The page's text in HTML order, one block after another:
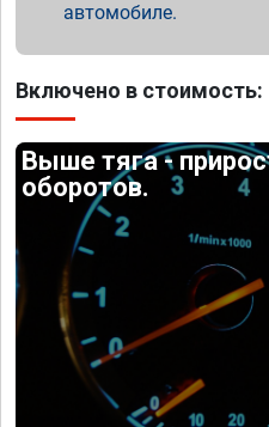
автомобиле.
Включено в стоимость:
Выше тяга -
оборотов.